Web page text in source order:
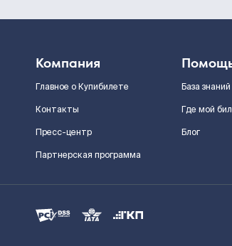
Компания
Главное о Купибилете
Контакты
Пресс-центр
Партнерская программа
База знаний
Где мой
Блог